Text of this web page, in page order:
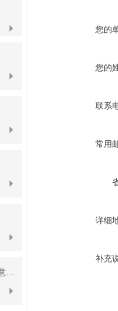
您的
您的
联系
常用
详细
补充